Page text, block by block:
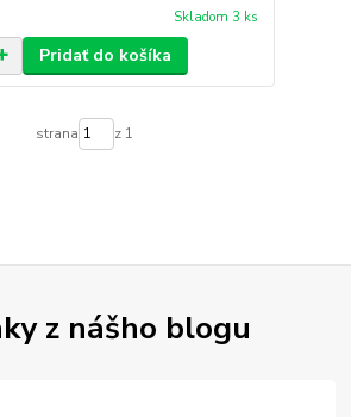
Skladom 3 ks
Pridať do košíka
strana z 1
z nášho blogu